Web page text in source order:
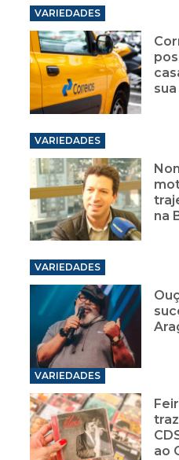
VARIEDADES
VARIEDADES
na
VARIEDADES
VARIEDADES
ao